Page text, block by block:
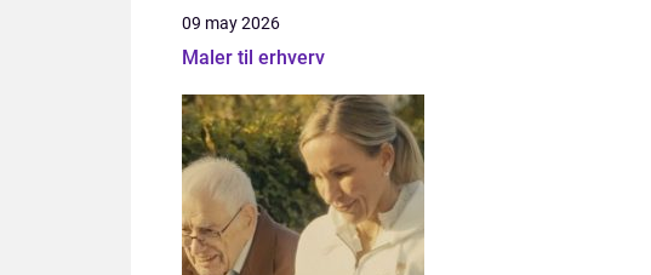
09 may 2026
Maler til erhverv